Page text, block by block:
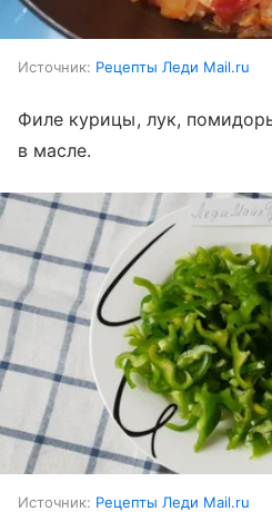
Источник: Рецепты Леди Mail.ru
Филе курицы, лук,
в масле.
Источник: Рецепты Леди Mail.ru